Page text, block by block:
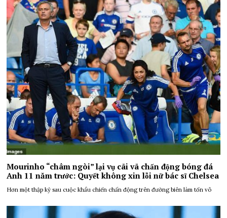
Mourinho “châm ngòi” lại vụ cãi vã chấn động bóng đá
Anh 11 năm trước: Quyết không xin lỗi nữ bác sĩ Chelsea
Hơn một thập kỷ sau cuộc khẩu chiến chấn động trên đường biên làm tốn vô